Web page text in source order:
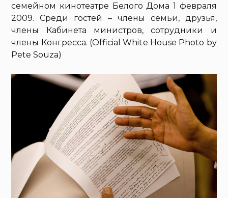
семейном кинотеатре Белого Дома 1 февраля
2009. Среди гостей – члены семьи, друзья,
члены Кабинета министров, сотрудники и
члены Конгресса. (Official White House Photo by
Pete Souza)